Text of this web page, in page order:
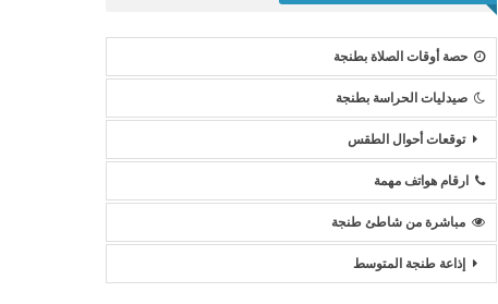
حصة أوقات الصلاة بطنجة
صيدليات الحراسة بطنجة
توقعات أحوال الطقس
ارقام هواتف مهمة
مباشرة من شاطئ طنجة
إذاعة طنجة المتوسط